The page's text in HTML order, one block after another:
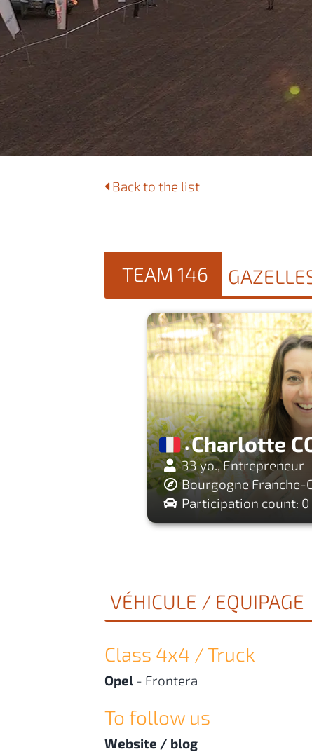
Back to the list
TEAM 146
Charlotte
33 yo., Entrepreneur
Bourgogne
Participation count: 0
VÉHICULE / EQUIPAGE
Class 4x4 / Truck
Opel - Frontera
To follow us
Website / blog